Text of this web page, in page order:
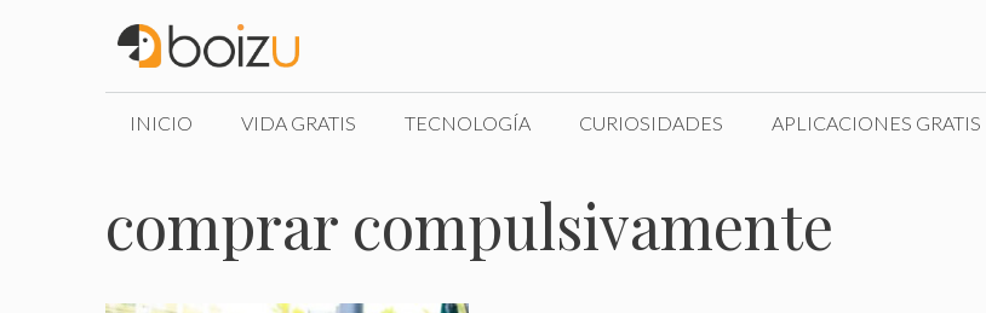
INICIO VIDA GRATIS TECNOLOGÍA CURIOSIDADES APLICACIONES GRATIS
comprar compulsivamente